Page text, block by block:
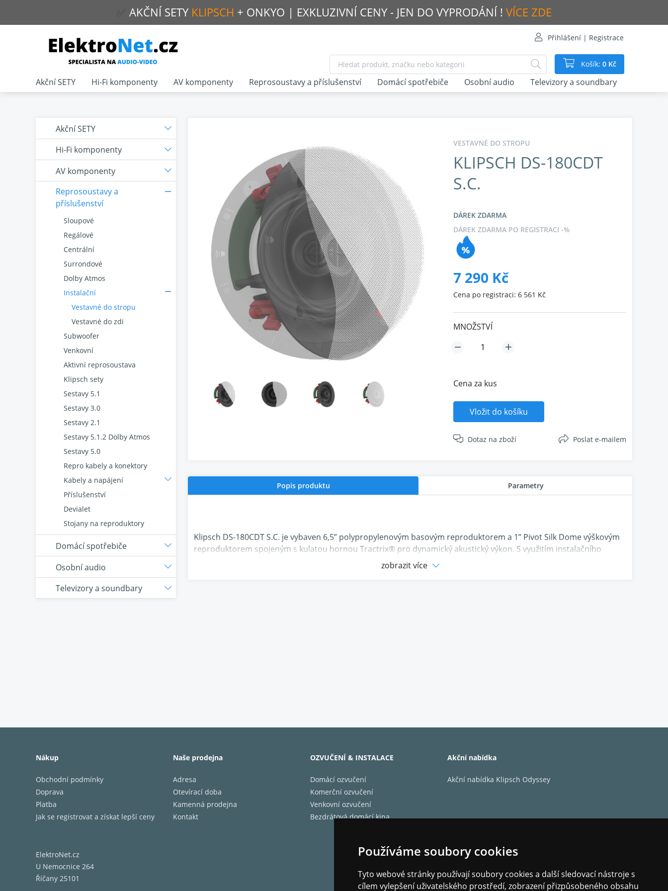
Používáme soubory cookies
Tyto webové stránky používají soubory cookies a další sledovací nástroje s
cílem vylepšení uživatelského prostředí, zobrazení přizpůsobeného obsahu
✅ AKČNÍ SETY KLIPSCH + ONKYO | EXKLUZIVNÍ CENY - JEN DO VYPRODÁNÍ ! VÍCE ZDE
Přihlášení | Registrace
Košík: 0 Kč
VESTAVNÉ DO STROPU
KLIPSCH DS-180CDT
S.C.
DÁREK ZDARMA
DÁREK ZDARMA PO REGISTRACI -%
7 290 Kč
Cena po registraci: 6 561 Kč
MNOŽSTVÍ
Cena za kus
Vložit do košíku
Dotaz na zboží Poslat e-mailem
Popis produktu Parametry
Klipsch DS-180CDT S.C. je vybaven 6,5” polypropylenovým basovým reproduktorem a 1” Pivot Silk Dome výškovým
reproduktorem spojeným s kulatou hornou Tractrix® pro dynamický akustický výkon. S využitím instalačního
systému Sky Hook™ Cinch by Swarm se doba instalace zkrátí o 75 %.
Citlivost (dB) -
Zatížitelnost (W) - od
Zatížitelnost (W) - do
Frekvenční rozsah - od (Hz)
Frekvenční rozsah - do (kHz)
200
zobrazit více
Akční SETY
Hi-Fi komponenty
AV komponenty
Reprosoustavy a
příslušenství
Sloupové
Regálové
Centrální
Surrondové
Dolby Atmos
Instalační
Vestavné do stropu
Vestavné do zdi
Subwoofer
Venkovní
Aktivní reprosoustava
Klipsch sety
Sestavy 5.1
Sestavy 3.0
Sestavy 2.1
Sestavy 5.1.2 Dolby Atmos
Sestavy 5.0
Repro kabely a konektory
Kabely a napájení
Příslušenství
Devialet
Stojany na reproduktory
Domácí spotřebiče
Osobní audio
Televizory a soundbary
Akční SETY Hi-Fi komponenty AV komponenty Reprosoustavy a příslušenství Domácí spotřebiče Osobní audio Televizory a soundbary
Nákup
Obchodní podmínky
Doprava
Platba
Jak se registrovat a získat lepší ceny
Naše prodejna
Adresa
Otevírací doba
Kamenná prodejna
Kontakt
OZVUČENÍ & INSTALACE
Domácí ozvučení
Komerční ozvučení
Venkovní ozvučení
Bezdrátová domácí kina
Akční nabídka
Akční nabídka Klipsch Odyssey
ElektroNet.cz
U Nemocnice 264
Říčany 25101